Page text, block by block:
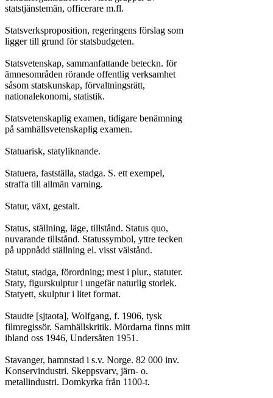
statstjänstemän, officerare m.fl.
Statsverksproposition, regeringens förslag som
ligger till grund för statsbudgeten.
Statsvetenskap, sammanfattande beteckn. för
ämnesområden rörande offentlig verksamhet
såsom statskunskap, förvaltningsrätt,
nationalekonomi, statistik.
Statsvetenskaplig examen, tidigare benämning
på samhällsvetenskaplig examen.
Statuarisk, statyliknande.
Statuera, fastställa, stadga. S. ett exempel,
straffa till allmän varning.
Statur, växt, gestalt.
Status, ställning, läge, tillstånd. Status quo,
nuvarande tillstånd. Statussymbol, yttre tecken
på uppnådd ställning el. visst välstånd.
Statut, stadga, förordning; mest i plur., statuter.
Staty, figurskulptur i ungefär naturlig storlek.
Statyett, skulptur i litet format.
Staudte [sjtaota], Wolfgang, f. 1906, tysk
filmregissör. Samhällskritik. Mördarna finns mitt
ibland oss 1946, Undersåten 1951.
Stavanger, hamnstad i s.v. Norge. 82 000 inv.
Konservindustri. Skeppsvarv, järn- o.
metallindustri. Domkyrka från 1100-t.